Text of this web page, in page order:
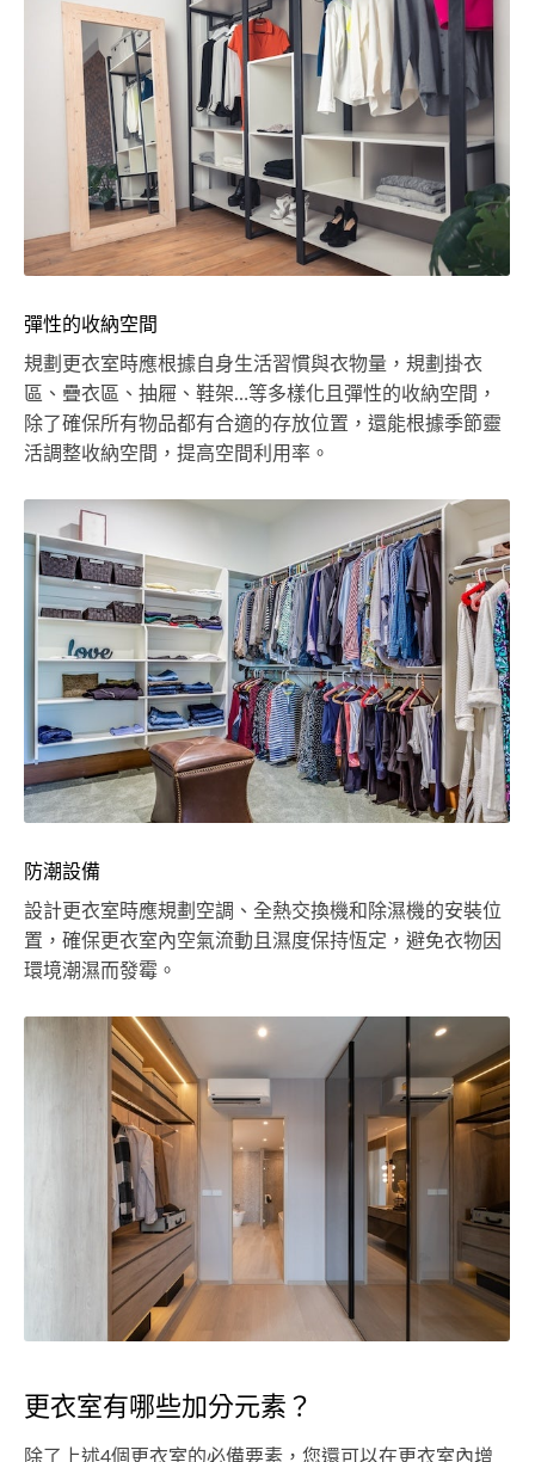
彈性的收納空間
規劃更衣室時應根據自身生活習慣與衣物量，規劃掛衣
區、疊衣區、抽屜、鞋架…等多樣化且彈性的收納空間，
除了確保所有物品都有合適的存放位置，還能根據季節靈
活調整收納空間，提高空間利用率。
防潮設備
設計更衣室時應規劃空調、全熱交換機和除濕機的安裝位
置，確保更衣室內空氣流動且濕度保持恆定，避免衣物因
環境潮濕而發霉。
更衣室有哪些加分元素？
除了上述4個更衣室的必備要素，您還可以在更衣室內增